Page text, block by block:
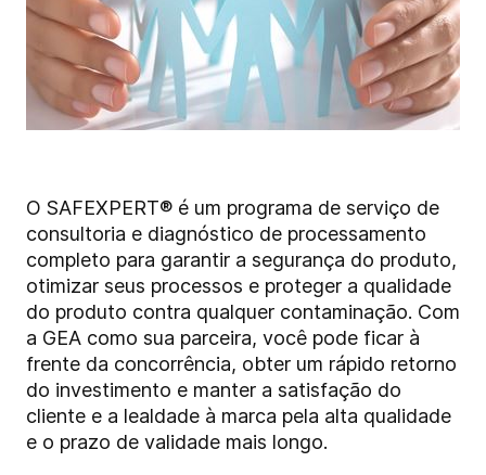
O SAFEXPERT® é um programa de serviço de
consultoria e diagnóstico de processamento
completo para garantir a segurança do produto,
otimizar seus processos e proteger a qualidade
do produto contra qualquer contaminação. Com
a GEA como sua parceira, você pode ficar à
frente da concorrência, obter um rápido retorno
do investimento e manter a satisfação do
cliente e a lealdade à marca pela alta qualidade
e o prazo de validade mais longo.